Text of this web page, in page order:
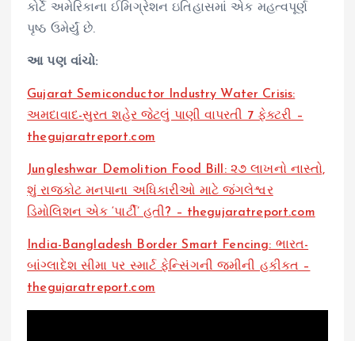
કોર્ટે અમેરિકાના ઈમિગ્રેશન ઇતિહાસમાં એક મહત્વપૂર્ણ
પૃષ્ઠ ઉમેર્યું છે.
આ પણ વાંચો:
Gujarat Semiconductor Industry Water Crisis:
અમદાવાદ-સુરત શહેર જેટલું પાણી વાપરતી 7 ફેક્ટરી –
thegujaratreport.com
Jungleshwar Demolition Food Bill: ૨૭ લાખનો નાસ્તો,
શું રાજકોટ મનપાના અધિકારીઓ માટે જંગલેશ્વર
ડિમોલિશન એક ‘પાર્ટી’ હતી? – thegujaratreport.com
India-Bangladesh Border Smart Fencing: ભારત-
બાંગ્લાદેશ સીમા પર સ્માર્ટ ફેન્સિંગની જમીની હકીકત –
thegujaratreport.com